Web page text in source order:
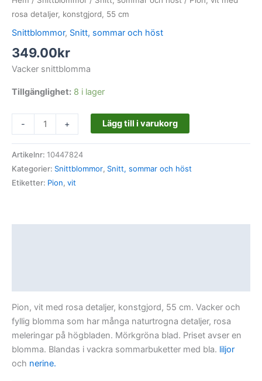
rosa detaljer, konstgjord, 55 cm
Snittblommor, Snitt, sommar och höst
349.00kr
Vacker snittblomma
Tillgänglighet: 8 i lager
- + Lägg till i varukorg
Artikelnr: 10447824
Kategorier: Snittblommor, Snitt, sommar och höst
Etiketter: Pion, vit
Pion, vit med rosa detaljer, konstgjord, 55 cm. Vacker och
fyllig blomma som har många naturtrogna detaljer, rosa
meleringar på högbladen. Mörkgröna blad. Priset avser en
blomma. Blandas i vackra sommarbuketter med bla. liljor
och nerine.